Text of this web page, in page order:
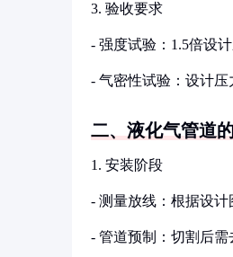
3. 验收要求
- 强度试验：1.5倍设
- 气密性试验：设计压
二、液化气管道
1. 安装阶段
- 测量放线：根据设计
- 管道预制：切割后需